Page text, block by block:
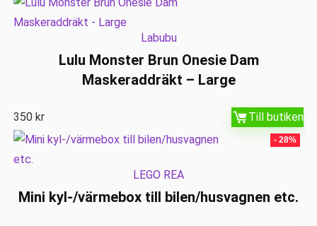
Labubu
Lulu Monster Brun Onesie Dam
Maskeraddräkt – Large
350kr Till butiken
- 28%
LEGO REA
Mini kyl-/värmebox till bilen/husvagnen etc.